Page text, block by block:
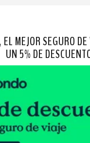
MEJOR SEGURO
UN 5% DE